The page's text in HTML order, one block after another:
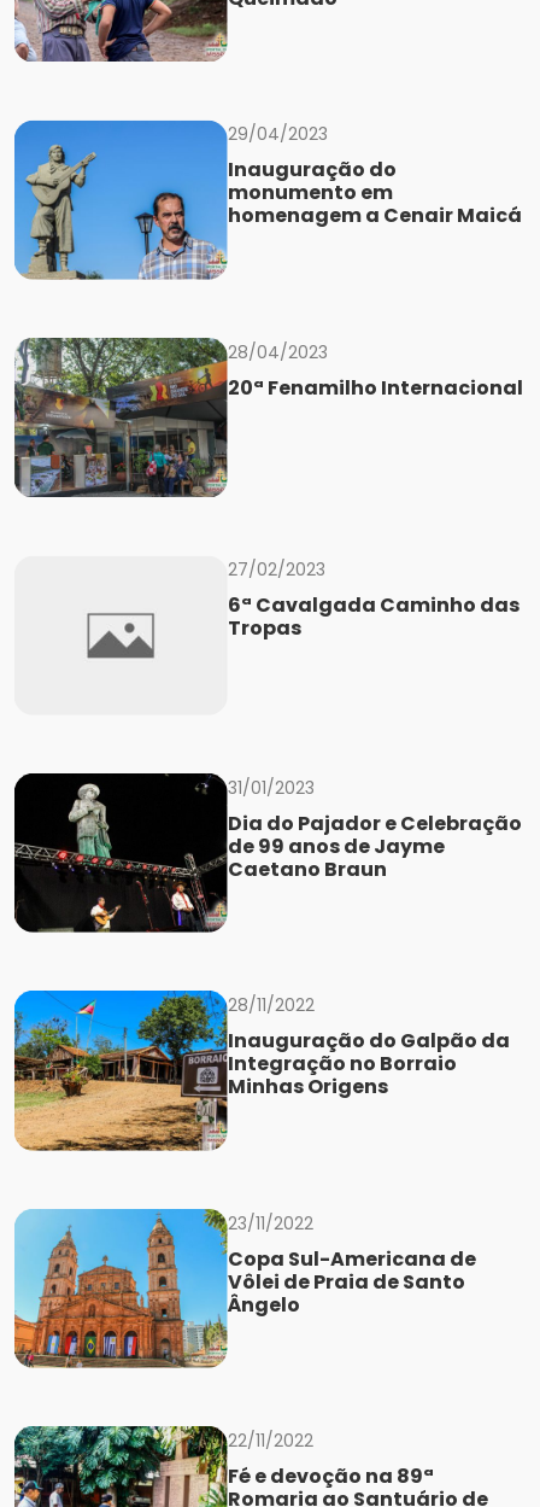
29/04/2023
Inauguração do
monumento em
homenagem a Cenair Maicá
28/04/2023
20ª Fenamilho Internacional
27/02/2023
6ª Cavalgada Caminho das
Tropas
31/01/2023
Dia do Pajador e Celebração
de 99 anos de Jayme
Caetano Braun
28/11/2022
Inauguração do Galpão da
Integração no Borraio
Minhas Origens
23/11/2022
Copa Sul-Americana de
Vôlei de Praia de Santo
Ângelo
22/11/2022
Fé e devoção na 89ª
Romaria ao Santuário de